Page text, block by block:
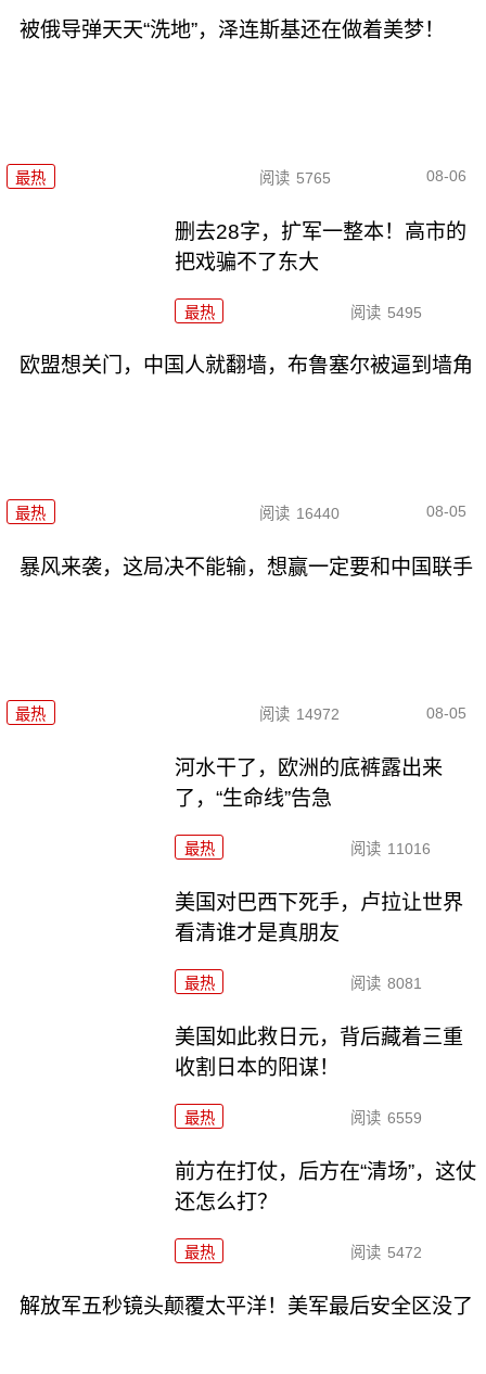
被俄导弹天天“洗地”，泽连斯基还在做着美梦！
最热 阅读 5765 08-06
删去28字，扩军一整本！高市的
把戏骗不了东大
最热 阅读 5495
欧盟想关门，中国人就翻墙，布鲁塞尔被逼到墙角
最热 阅读 16440 08-05
暴风来袭，这局决不能输，想赢一定要和中国联手
最热 阅读 14972 08-05
河水干了，欧洲的底裤露出来
了，“生命线”告急
最热 阅读 11016
美国对巴西下死手，卢拉让世界
看清谁才是真朋友
最热 阅读 8081
美国如此救日元，背后藏着三重
收割日本的阳谋！
最热 阅读 6559
前方在打仗，后方在“清场”，这仗
还怎么打？
最热 阅读 5472
解放军五秒镜头颠覆太平洋！美军最后安全区没了